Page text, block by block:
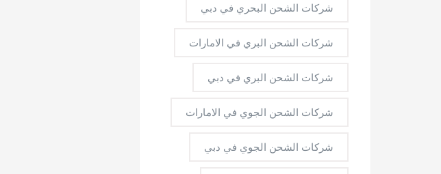
شركات الشحن البحري في دبي
شركات الشحن البري في الامارات
شركات الشحن البري في دبي
شركات الشحن الجوي في الامارات
شركات الشحن الجوي في دبي